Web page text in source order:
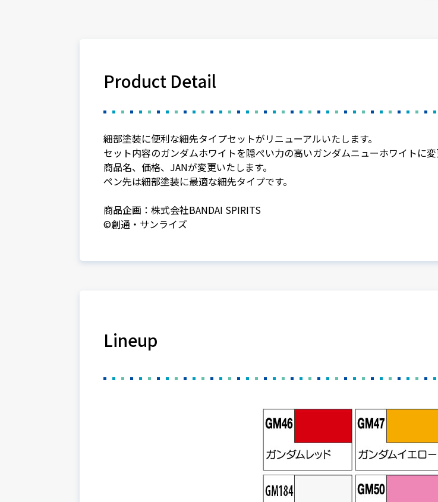
Product Detail
細部塗装に便利な細先タイプセットがリニューアルいたします。
セット内容のガンダムホワイトを隠ぺい力の高いガンダムニューホワイトに変
商品名、価格、JANが変更いたします。
ペン先は細部塗装に最適な細先タイプです。
商品企画：株式会社BANDAI SPIRITS
©創通・サンライズ
Lineup